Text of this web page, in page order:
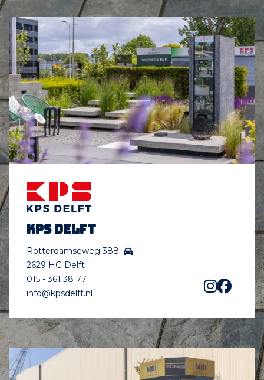
KPS Delft
Rotterdamseweg 388
2629 HG Delft
015 - 361 38 77
info@kpsdelft.nl